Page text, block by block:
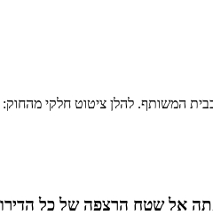
המשותף. להלן ציטוט חלקי מהחוק:
אל שטח הרצפה של כל